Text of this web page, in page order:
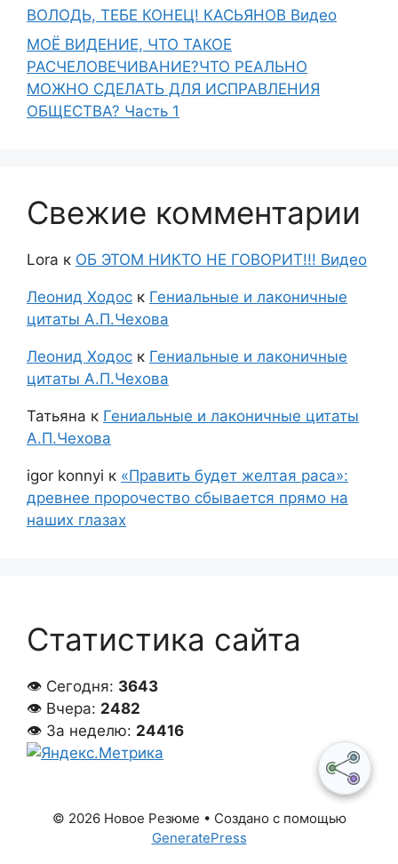
ВОЛОДЬ, ТЕБЕ КОНЕЦ! КАСЬЯНОВ Видео
МОЁ ВИДЕНИЕ, ЧТО ТАКОЕ
РАСЧЕЛОВЕЧИВАНИЕ?ЧТО РЕАЛЬНО
МОЖНО СДЕЛАТЬ ДЛЯ ИСПРАВЛЕНИЯ
ОБЩЕСТВА? Часть 1
Свежие комментарии
Lora к ОБ ЭТОМ НИКТО НЕ ГОВОРИТ!!! Видео
Леонид Ходос к Гениальные и лаконичные
цитаты А.П.Чехова
Леонид Ходос к Гениальные и лаконичные
цитаты А.П.Чехова
Татьяна к Гениальные и лаконичные цитаты
А.П.Чехова
igor konnyi к «Править будет желтая раса»:
древнее пророчество сбывается прямо на
наших глазах
Статистика сайта
👁 Сегодня: 3643
👁 Вчера: 2482
👁 За неделю: 24416
© 2026 Новое Резюме • Создано с помощью
GeneratePress